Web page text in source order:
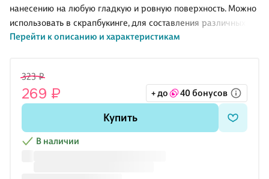
нанесению на любую гладкую и ровную поверхность. Можно
использовать в скрапбукинге, для составления различных
композиций, а так же выделить важные элементы в ваших
Перейти к описанию и характеристикам
323 ₽
269 ₽ + до 40 бонусов
Купить
В наличии